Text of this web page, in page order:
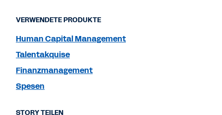
VERWENDETE PRODUKTE
Human Capital Management
Talentakquise
Finanzmanagement
Spesen
STORY TEILEN